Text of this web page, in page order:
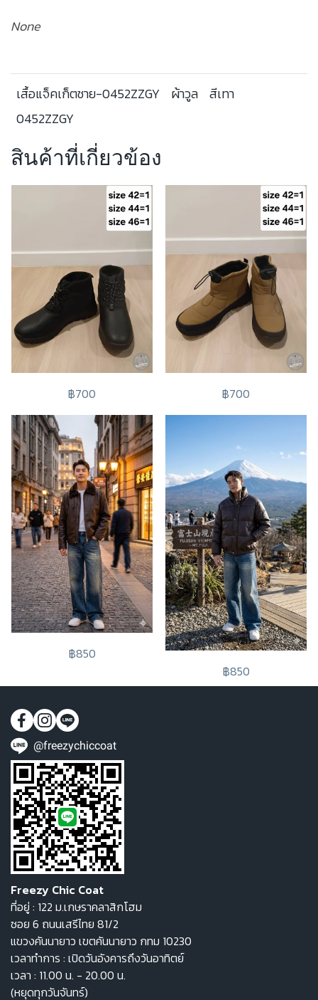
None
เสื้อแจ็คเก็ตชาย-0452ZZGY ผ้าวูล สีเทา
0452ZZGY
สินค้าที่เกี่ยวข้อง
฿700 ฿700
฿850
฿850
@freezychiccoat
Freezy Chic Coat
ที่อยู่ : 122 ม.เกษราคลาสิกโฮม
ซอย 6 ถนนเสรีไทย 81/2
แขวงคันนายาว เขตคันนายาว กทม 10230
เวลาทำการ : เปิดวันอังคารถึงวันอาทิตย์
เวลา : 11.00 น. - 20.00 น.
(หยุดทุกวันจันทร์)